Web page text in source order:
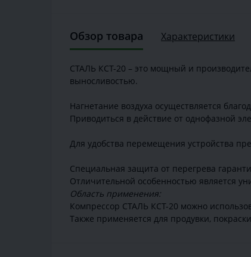
Обзор товара Характеристики
СТАЛЬ КСТ-20 – это мощный и
выносливостью.
Нагнетание воздуха осуществляется
Приводиться в действие от однофазной
Для удобства перемещения устройства
Специальная защита от перегрева
Отличительной особенностью является
Область применения:
Компрессор СТАЛЬ КСТ-20 можно
Также применяется для продувки,